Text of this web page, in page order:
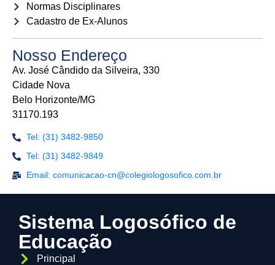
Normas Disciplinares
Cadastro de Ex-Alunos
Nosso Endereço
Av. José Cândido da Silveira, 330
Cidade Nova
Belo Horizonte/MG
31170.193
Tel: (31) 3482-9850
Tel: (31) 3482-9849
Email: comunicacao-cn@colegiologosofico.com.br
Sistema Logosófico de
Educação
Principal